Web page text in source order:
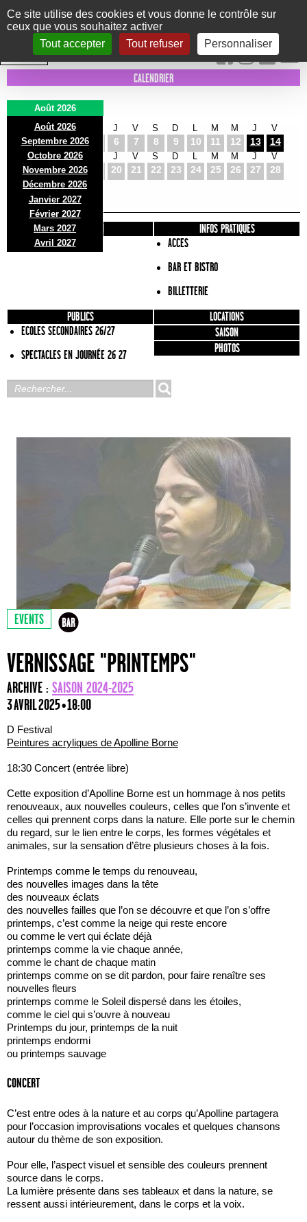
Panneau de gestion des cookies
Ce site utilise des cookies et vous donne le contrôle sur
ceux que vous souhaitez activer
Tout accepter
Tout refuser Personnaliser
Le Marni
CONCERTS DANSE/CIRQUE THÉÂTRE KIDS EXPOS EVENTS
INTRA MUROS
CALENDRIER
Août 2026
Août 2026
Septembre 2026
Octobre 2026
Novembre 2026
Décembre 2026
Janvier 2027
Février 2027
Mars 2027
Avril 2027
D
2
L
3
M
4
J
6
V
7
S
8
D
9 10
M
11
M
12
J
13
V
14
D
16
L
17
M
18
J
20
V
21
S
22
D
23 24
M
25
M
26
J
27
V
28
D
30
L
31
PRÉSENTATION
INFOS PRATIQUES
ACCES
BAR ET BISTRO
BILLETTERIE
PUBLICS
ECOLES SECONDAIRES 26/27
SPECTACLES EN JOURNÉE 26 27
LOCATIONS
SAISON
PHOTOS
EVENTS
VERNISSAGE "PRINTEMPS"
ARCHIVE : SAISON 2024-2025
3 AVRIL 2025 • 18:00
D Festival
Peintures acryliques de Apolline Borne
18:30 Concert (entrée libre)
Cette exposition d’Apolline Borne est un hommage à nos petits
renouveaux, aux nouvelles couleurs, celles que l’on s’invente et
celles qui prennent corps dans la nature. Elle porte sur le chemin
du regard, sur le lien entre le corps, les formes végétales et
animales, sur la sensation d’être plusieurs choses à la fois.
Printemps comme le temps du renouveau,
des nouvelles images dans la tête
des nouveaux éclats
des nouvelles failles que l’on se découvre et que l’on s’offre
printemps, c’est comme la neige qui reste encore
ou comme le vert qui éclate déjà
printemps comme la vie chaque année,
comme le chant de chaque matin
printemps comme on se dit pardon, pour faire renaître ses
nouvelles fleurs
printemps comme le Soleil dispersé dans les étoiles,
comme le ciel qui s’ouvre à nouveau
Printemps du jour, printemps de la nuit
printemps endormi
ou printemps sauvage
CONCERT
C’est entre odes à la nature et au corps qu’Apolline partagera
pour l’occasion improvisations vocales et quelques chansons
autour du thème de son exposition.
Pour elle, l’aspect visuel et sensible des couleurs prennent
source dans le corps.
La lumière présente dans ses tableaux et dans la nature, se
ressent aussi intérieurement, dans le corps et la voix.